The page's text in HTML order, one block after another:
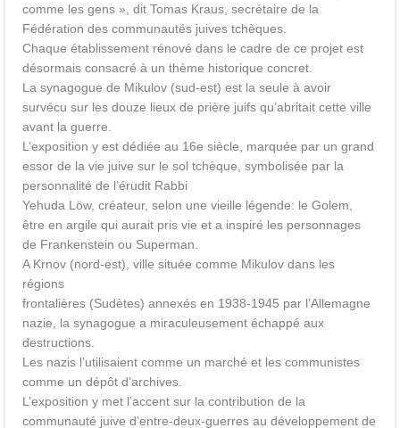
comme les gens », dit Tomas Kraus, secrétaire de la
Fédération des communautés juives tchèques.
Chaque établissement rénové dans le cadre de ce projet est
désormais consacré à un thème historique concret.
La synagogue de Mikulov (sud-est) est la seule à avoir
survécu sur les douze lieux de prière juifs qu’abritait cette ville
avant la guerre.
L’exposition y est dédiée au 16e siècle, marquée par un grand
essor de la vie juive sur le sol tchèque, symbolisée par la
personnalité de l’érudit Rabbi
Yehuda Löw, créateur, selon une vieille légende: le Golem,
être en argile qui aurait pris vie et a inspiré les personnages
de Frankenstein ou Superman.
A Krnov (nord-est), ville située comme Mikulov dans les
régions
frontalières (Sudètes) annexés en 1938-1945 par l’Allemagne
nazie, la synagogue a miraculeusement échappé aux
destructions.
Les nazis l’utilisaient comme un marché et les communistes
comme un dépôt d’archives.
L’exposition y met l’accent sur la contribution de la
communauté juive d’entre-deux-guerres au développement de